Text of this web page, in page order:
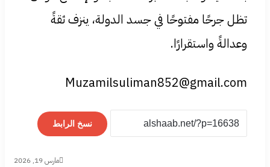
تظل جرحًا مفتوحًا في جسد الدولة، ينزف ثقةً
وعدالةً واستقرارًا.
Muzamilsuliman852@gmail.com
نسخ الرابط
مارس 19, 2026